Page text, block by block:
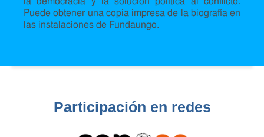
Puede obtener una copia impresa de la biografía en
las instalaciones de Fundaungo.
Participación en redes